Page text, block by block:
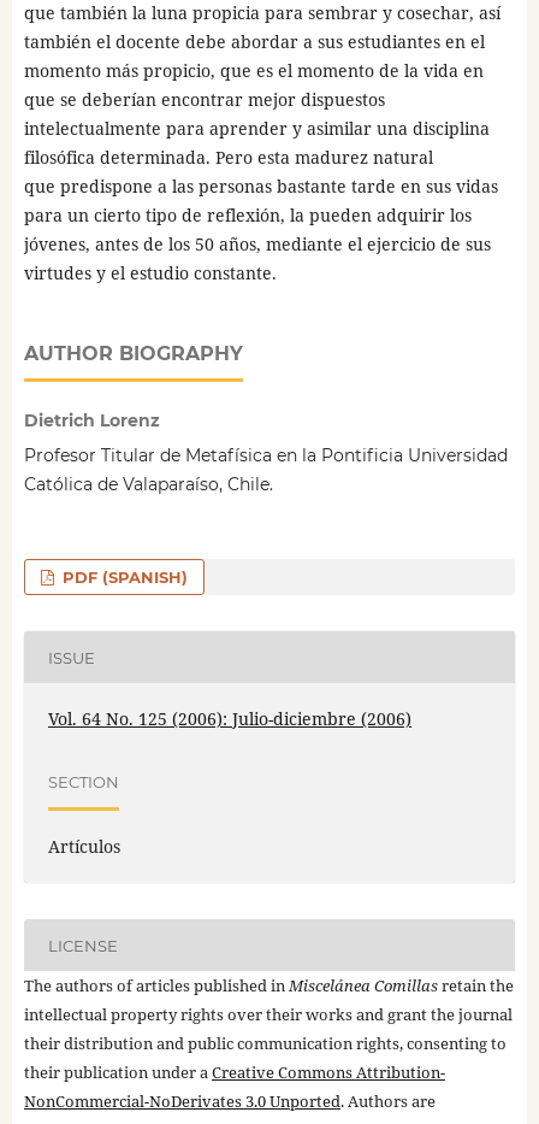
que también la luna propicia para sembrar y cosechar, así
también el docente debe abordar a sus estudiantes en el
momento más propicio, que es el momento de la vida en
que se deberían encontrar mejor dispuestos
intelectualmente para aprender y asimilar una disciplina
filosófica determinada. Pero esta madurez natural
que predispone a las personas bastante tarde en sus vidas
para un cierto tipo de reflexión, la pueden adquirir los
jóvenes, antes de los 50 años, mediante el ejercicio de sus
virtudes y el estudio constante.
AUTHOR BIOGRAPHY
Dietrich Lorenz
Profesor Titular de Metafísica en la Pontificia Universidad
Católica de Valaparaíso, Chile.
PDF (SPANISH)
ISSUE
Vol. 64 No. 125 (2006): Julio-diciembre (2006)
SECTION
Artículos
LICENSE
The authors of articles published inMiscelánea Comillasretain the
intellectual property rights over their works and grant the journal
their distribution and public communication rights, consenting to
their publication under aCreative Commons Attribution-
NonCommercial-NoDerivates 3.0 Unported. Authors are